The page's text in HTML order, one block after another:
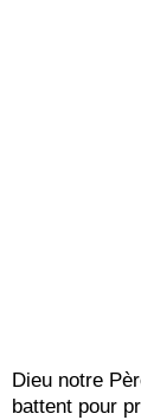
Dieu notre
battent pour